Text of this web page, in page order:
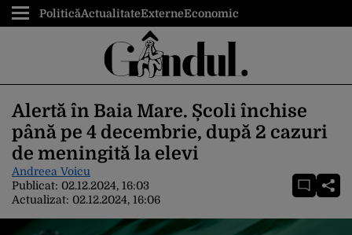
PoliticăActualitateExterneEconomic
Alertă în Baia Mare. Școli închise
până pe 4 decembrie, după 2 cazuri
de meningită la elevi
Andreea Voicu
Publicat: 02.12.2024, 16:03
Actualizat: 02.12.2024, 16:06